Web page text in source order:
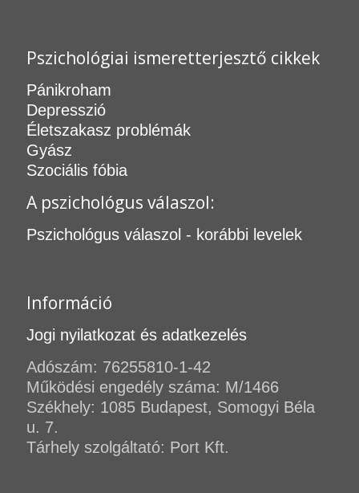
Pszichológiai ismeretterjesztő cikkek
Pánikroham
Depresszió
Életszakasz problémák
Gyász
Szociális fóbia
A pszichológus válaszol:
Pszichológus válaszol - korábbi levelek
Információ
Jogi nyilatkozat és adatkezelés
Adószám: 76255810-1-42
Működési engedély száma: M/1466
Székhely: 1085 Budapest, Somogyi Béla
u. 7.
Tárhely szolgáltató: Port Kft.